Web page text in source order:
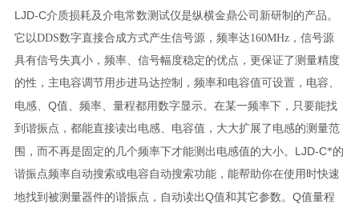
LJD-C介质损耗及介电常数测试仪是纵横金鼎公司新研制的产品。
它以DDS数字直接合成方式产生信号源，频率达160MHz，信号源
具有信号失真小，频率、信号幅度稳定的优点，更保证了测量精度
的性，主电容调节用步进马达控制，频率和电容值可设置，电容、
电感、 Q值、频率、量程都用数字显示。在某一频率下，只要能找
到谐振点，都能直接读出电感、电容值，大大扩展了电感的测量范
围，而不再是固定的几个频率下才能测出电感值的大小。 LJD-C*的
谐振点频率自动搜索或电容自动搜索功能，能帮助你在使用时快速
地找到被测量器件的谐振点，自动读出Q值和其它参数。 Q值量程